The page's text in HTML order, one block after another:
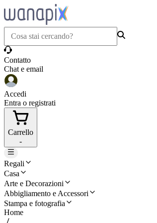
Contatto
Chat e email
Accedi
Entra o registrati
Carrello
-
Regali
Casa
Arte e Decorazioni
Abbigliamento e Accessori
Stampa e fotografia
Home